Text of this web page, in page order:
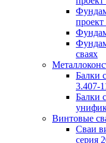
сваях
Балки
3.407-
Балки
Винтовые
Сваи
серия